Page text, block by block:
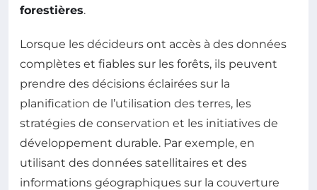
forestières.
Lorsque les décideurs ont accès à des données
complètes et fiables sur les forêts, ils peuvent
prendre des décisions éclairées sur la
planification de l’utilisation des terres, les
stratégies de conservation et les initiatives de
développement durable. Par exemple, en
utilisant des données satellitaires et des
informations géographiques sur la couverture